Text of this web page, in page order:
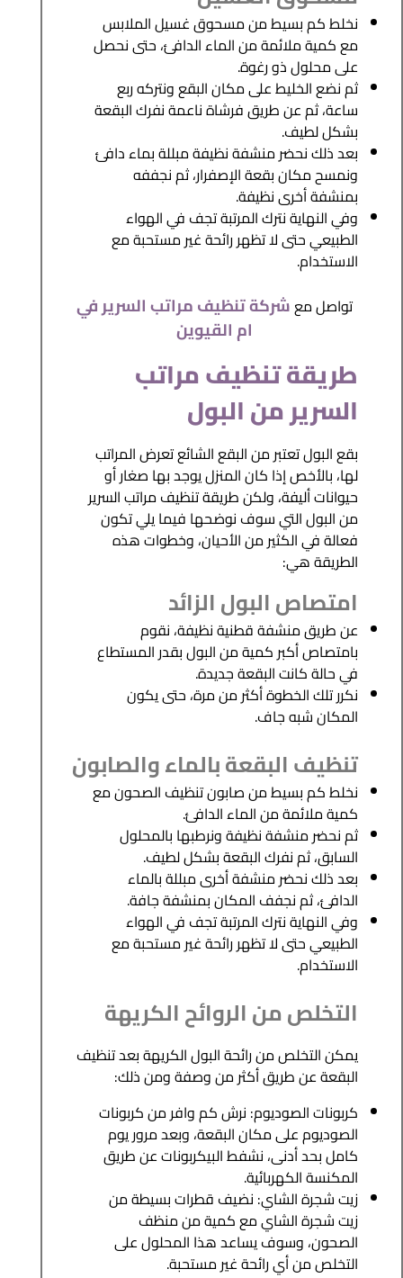
نخلط كم بسيط من مسحوق غسيل الملابس
مع كمية ملائمة من الماء الدافئ، حتى نحصل
على محلول ذو رغوة.
ثم نضع الخليط على مكان البقع ونتركه ربع
ساعة، ثم عن طريق فرشاة ناعمة نفرك البقعة
بشكل لطيف.
بعد ذلك نحضر منشفة نظيفة مبللة بماء دافئ
ونمسح مكان بقعة الإصفرار، ثم نجففه
بمنشفة أخرى نظيفة.
وفي النهاية نترك المرتبة تجف في الهواء
الطبيعي حتى لا تظهر رائحة غير مستحبة مع
الاستخدام.
تواصل معشركة تنظيف مراتب السرير في
ام القيوين
طريقة تنظيف مراتب
السرير من البول
بقع البول تعتبر من البقع الشائع تعرض المراتب
لها، بالأخص إذا كان المنزل يوجد بها صغار أو
حيوانات أليفة، ولكن طريقة تنظيف مراتب السرير
من البول التي سوف نوضحها فيما يلي تكون
فعالة في الكثير من الأحيان، وخطوات هذه
الطريقة هي:
امتصاص البول الزائد
عن طريق منشفة قطنية نظيفة، نقوم
بامتصاص أكبر كمية من البول بقدر المستطاع
في حالة كانت البقعة جديدة.
نكرر تلك الخطوة أكثر من مرة، حتى يكون
المكان شبه جاف.
تنظيف البقعة بالماء والصابون
نخلط كم بسيط من صابون تنظيف الصحون مع
كمية ملائمة من الماء الدافئ.
ثم نحضر منشفة نظيفة ونرطبها بالمحلول
السابق، ثم نفرك البقعة بشكل لطيف.
بعد ذلك نحضر منشفة أخرى مبللة بالماء
الدافئ، ثم نجفف المكان بمنشفة جافة.
وفي النهاية نترك المرتبة تجف في الهواء
الطبيعي حتى لا تظهر رائحة غير مستحبة مع
الاستخدام.
التخلص من الروائح الكريهة
يمكن التخلص من رائحة البول الكريهة بعد تنظيف
البقعة عن طريق أكثر من وصفة ومن ذلك:
كربونات الصوديوم: نرش كم وافر من كربونات
الصوديوم على مكان البقعة، وبعد مرور يوم
كامل بحد أدنى، نشفط البيكربونات عن طريق
المكنسة الكهربائية.
زيت شجرة الشاي: نضيف قطرات بسيطة من
زيت شجرة الشاي مع كمية من منظف
الصحون، وسوف يساعد هذا المحلول على
التخلص من أي رائحة غير مستحبة.